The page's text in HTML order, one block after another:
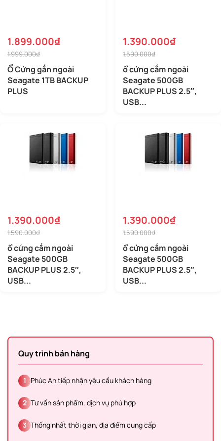
1.899.000₫
1.999.000₫
Ổ Cứng gắn ngoài
Seagate 1TB BACKUP
PLUS
1.390.000₫
1.590.000₫
ổ cứng cắm ngoài
Seagate 500GB
BACKUP PLUS 2.5″,
USB...
1.390.000₫
1.590.000₫
ổ cứng cắm ngoài
Seagate 500GB
BACKUP PLUS 2.5″,
USB...
1.390.000₫
1.590.000₫
ổ cứng cắm ngoài
Seagate 500GB
BACKUP PLUS 2.5″,
USB...
Quy trình bán hàng
1 Phúc An tiếp nhận yêu cầu khách hàng
2 Tư vấn sản phẩm, dịch vụ phù hợp
3 Thống nhất thời gian, địa điểm cung cấp